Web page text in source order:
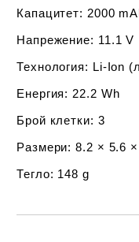
Капацитет: 2000
Напрежение: 11.1 V
Технология: Li-Ion
Енергия: 22.2 Wh
Брой клетки: 3
Размери: 8.2 × 5.6
Тегло: 148 g